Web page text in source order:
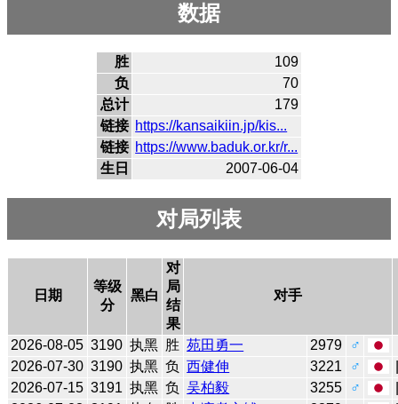
数据
胜
109
负
70
总计
179
链接 https://kansaikiin.jp/kis...
链接 https://www.baduk.or.kr/r...
生日
2007-06-04
对局列表
日期
等级
分
黑白
对
局
结
果
对手
2026-08-05 3190 执黑 胜 苑田勇一 2979
♂
2026-07-30 3190 执黑 负 西健伸 3221 ♂
2026-07-15 3191 执黑 负 吴柏毅 3255 ♂